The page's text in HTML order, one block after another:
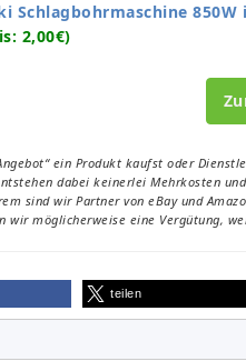
Schlagbohrmaschine
2,00€)
ein Produkt kaufst oder
dabei keinerlei Mehrkosten
sind wir Partner von eBay und
wir möglicherweise eine Vergütung,
teilen